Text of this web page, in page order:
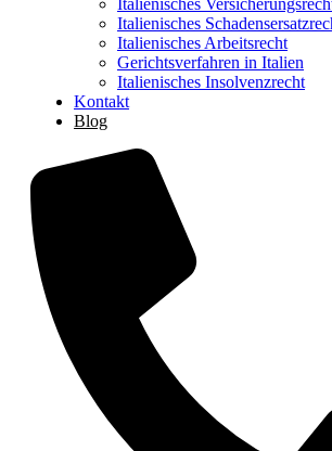
Italienisches
Italienisches
Italienisches Arbeitsrecht
Gerichtsverfahren in Italien
Italienisches Insolvenzrecht
Kontakt
Blog